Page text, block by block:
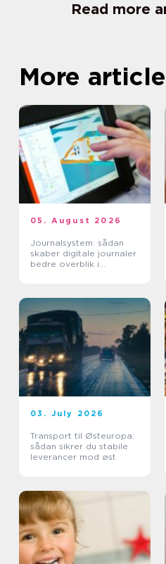
Read more
More
05. August 2026
Journalsystem: sådan
skaber digitale journaler
bedre overblik i
03. July 2026
Transport til Østeuropa:
sådan sikrer du stabile
leverancer mod øst